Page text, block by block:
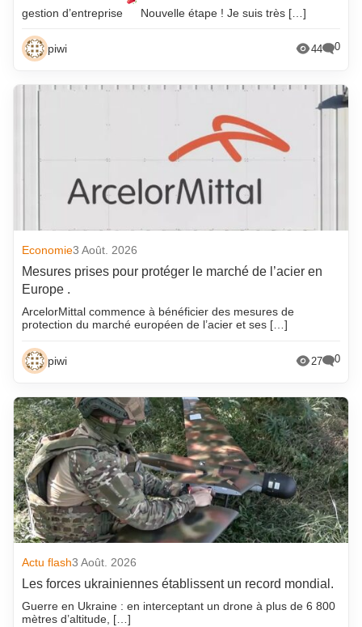
gestion d’entreprise Nouvelle étape ! Je suis très […]
piwi 44 0
Economie3 Août. 2026
Mesures prises pour protéger le marché de l’acier en
Europe .
ArcelorMittal commence à bénéficier des mesures de
protection du marché européen de l’acier et ses […]
piwi 27 0
Actu flash3 Août. 2026
Les forces ukrainiennes établissent un record mondial.
Guerre en Ukraine : en interceptant un drone à plus de 6 800
mètres d’altitude, […]